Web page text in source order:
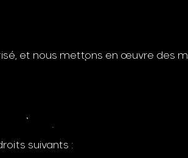
et nous mettons en œuvre des
suivants :